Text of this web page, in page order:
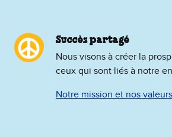
Succès partagé
Nous visons à créer la
ceux qui sont liés à notre
Notre mission et nos valeurs